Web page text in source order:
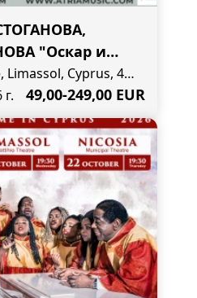
"Оскар и
Cyprus, 4,
49,00-249,00 EUR